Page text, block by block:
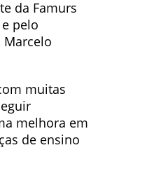
da Famurs
pelo
muitas
melhora em
de ensino